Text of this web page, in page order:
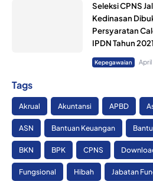
Seleksi CPNS
Kedinasan
Persyaratan
IPDN Tahun 2021
Kepegawaian April
Tags
Akrual Akuntansi APBD
ASN Bantuan Keuangan
BKN BPK CPNS
Fungsional Hibah Jabatan